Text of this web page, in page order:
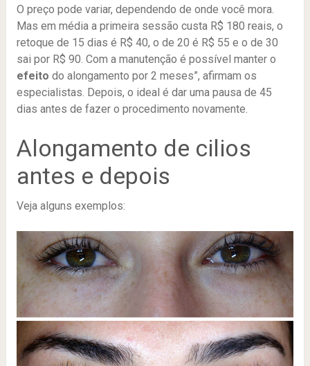
O preço pode variar, dependendo de onde você mora.
Mas em média a primeira sessão custa R$ 180 reais, o
retoque de 15 dias é R$ 40, o de 20 é R$ 55 e o de 30
sai por R$ 90. Com a manutenção é possível manter o
efeito do alongamento por 2 meses”, afirmam os
especialistas. Depois, o ideal é dar uma pausa de 45
dias antes de fazer o procedimento novamente.
Alongamento de cilios
antes e depois
Veja alguns exemplos: